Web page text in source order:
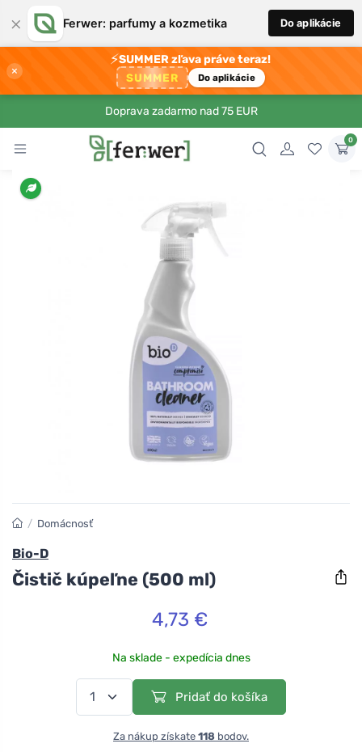
× Ferwer: parfumy a kozmetika Do aplikácie
×
⚡SUMMER zľava práve teraz!
SUMMER Do aplikácie
Doprava zadarmo nad 75 EUR
0
/ Domácnosť
Bio-D
Čistič kúpeľne (500 ml)
4,73 €
Na sklade - expedícia dnes
Pridať do košíka
Za nákup získate 118 bodov.